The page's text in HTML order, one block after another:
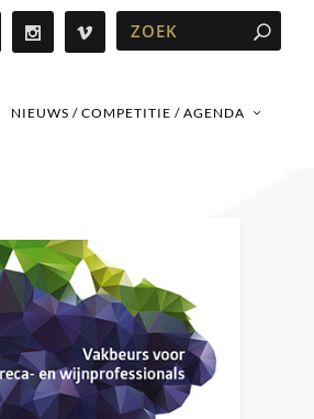
NIEUWS / COMPETITIE / AGENDA